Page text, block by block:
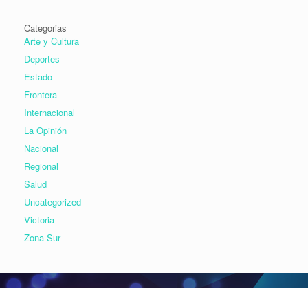
Categorias
Arte y Cultura
Deportes
Estado
Frontera
Internacional
La Opinión
Nacional
Regional
Salud
Uncategorized
Victoria
Zona Sur